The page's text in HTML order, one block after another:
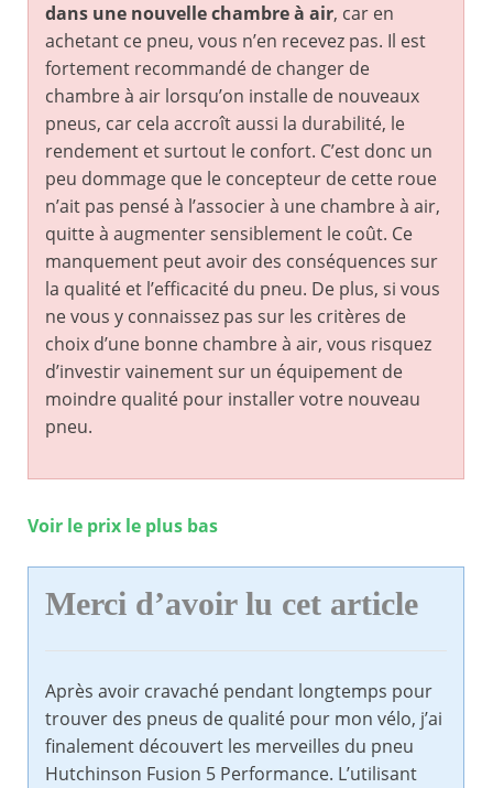
dans une nouvelle chambre à air, car en
achetant ce pneu, vous n’en recevez pas. Il est
fortement recommandé de changer de
chambre à air lorsqu’on installe de nouveaux
pneus, car cela accroît aussi la durabilité, le
rendement et surtout le confort. C’est donc un
peu dommage que le concepteur de cette roue
n’ait pas pensé à l’associer à une chambre à air,
quitte à augmenter sensiblement le coût. Ce
manquement peut avoir des conséquences sur
la qualité et l’efficacité du pneu. De plus, si vous
ne vous y connaissez pas sur les critères de
choix d’une bonne chambre à air, vous risquez
d’investir vainement sur un équipement de
moindre qualité pour installer votre nouveau
pneu.
Voir le prix le plus bas
Merci d’avoir lu cet article
Après avoir cravaché pendant longtemps pour
trouver des pneus de qualité pour mon vélo, j’ai
finalement découvert les merveilles du pneu
Hutchinson Fusion 5 Performance. L’utilisant